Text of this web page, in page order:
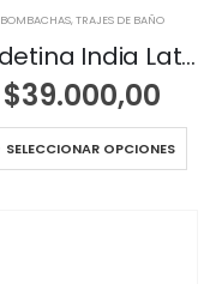
BOMBACHAS,TRAJES DE BAÑO
Vedetina India Laterales Drapeados
$39.000,00
SELECCIONAR OPCIONES